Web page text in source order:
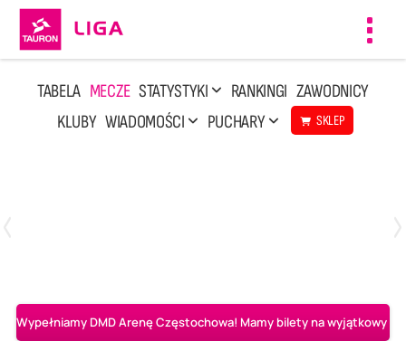
TABELA MECZE STATYSTYKI RANKINGI ZAWODNICY
KLUBY WIADOMOŚCI PUCHARY SKLEP
Wypełniamy DMD Arenę Częstochowa! Mamy bilety na wyjątkowy